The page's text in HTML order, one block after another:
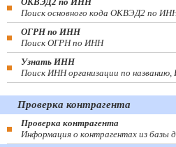
Поиск основного кода ОКВЭД2 по
ОГРН по ИНН
Поиск ОГРН по ИНН
Узнать ИНН
Поиск ИНН организации по
Проверка контрагента
Проверка контрагента
Информация о контрагентах из базы